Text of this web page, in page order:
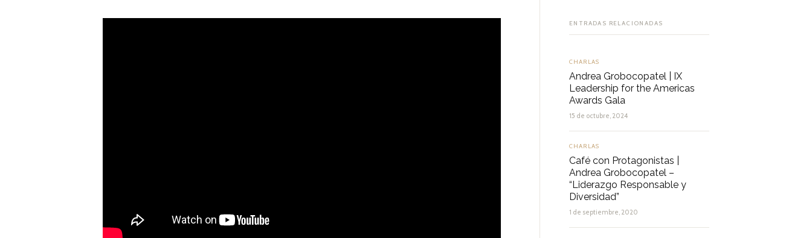
ENTRADAS RELACIONADAS
CHARLAS
Andrea Grobocopatel | IX
Leadership for the Americas
Awards Gala
15 de octubre, 2024
CHARLAS
Café con Protagonistas |
Andrea Grobocopatel –
“Liderazgo Responsable y
Diversidad”
1 de septiembre, 2020